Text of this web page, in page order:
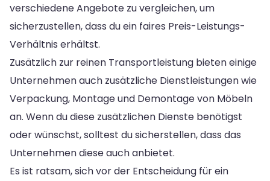
verschiedene Angebote zu vergleichen, um
sicherzustellen, dass du ein faires Preis-Leistungs-
Verhältnis erhältst.
Zusätzlich zur reinen Transportleistung bieten einige
Unternehmen auch zusätzliche Dienstleistungen wie
Verpackung, Montage und Demontage von Möbeln
an. Wenn du diese zusätzlichen Dienste benötigst
oder wünschst, solltest du sicherstellen, dass das
Unternehmen diese auch anbietet.
Es ist ratsam, sich vor der Entscheidung für ein